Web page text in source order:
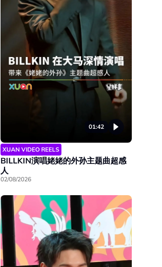
01:42
XUAN VIDEO REELS
BILLKIN演唱姥姥的外孙主题曲超感
人
02/08/2026